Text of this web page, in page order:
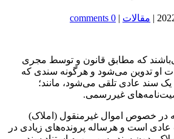
| مقالات |
0 comments
که مطابق قانون و توسط مجری
او تدوین می‌شود و هرگونه سندی که
یک سند عادی تلقی می‌شود، مانند؛
غیررسمی.
در خصوص اموال غیرمنقول (املاک)
است و هرساله پرونده‌های زیادی در